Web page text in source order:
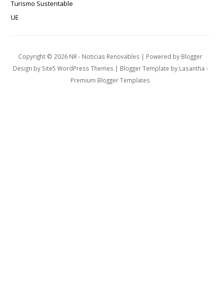
Turismo Sustentable
UE
Copyright © 2026 NR - Noticias Renovables | Powered by Blogger
Design by Site5 WordPress Themes | Blogger Template by Lasantha -
Premium Blogger Templates